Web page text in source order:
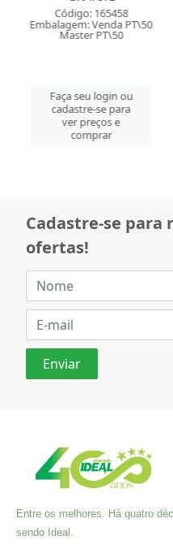
Código: 165458
Embalagem: Venda PT\50
Master PT\50
Faça seu login ou
cadastre-se para
ver preços e
comprar
Cadastre-se para
ofertas!
Entre os melhores. Há quatro
sendo Ideal.